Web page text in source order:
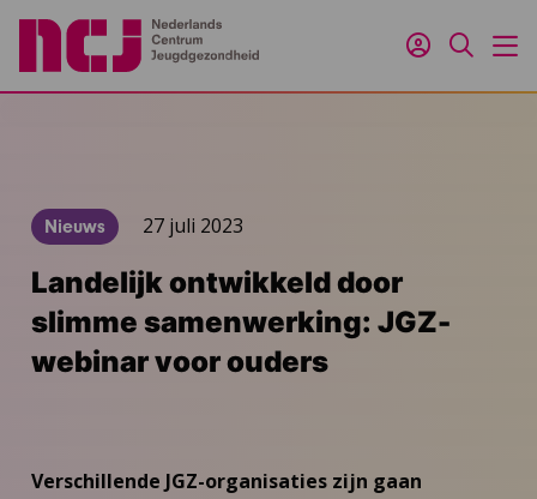
Inloggen
Zoeken
Nieuws 27 juli 2023
Landelijk ontwikkeld door
slimme samenwerking: JGZ-
webinar voor ouders
Verschillende JGZ-organisaties zijn gaan